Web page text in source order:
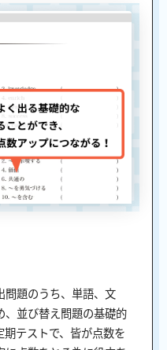
問題のうち、単語、文
並び替え問題の基礎的
テストで、皆が点数を